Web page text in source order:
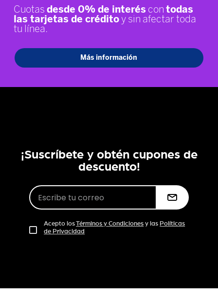
¡Suscríbete y obtén cupones de
descuento!
Acepto los Términos y Condiciones y las Políticas
de Privacidad